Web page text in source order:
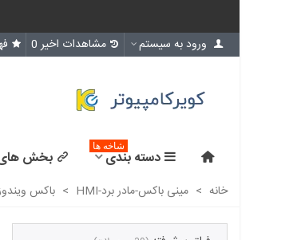
ورود به سیستم مشاهدات اخیر 0
دسته بندی
شاخه ها
بخش های
خانه > مینی باکس-مادر برد-HMI > باکس